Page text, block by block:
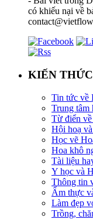
có khiếu nại về
KIẾN THỨC
Tin tức về
Trung tâm
Từ điển
Hội hoạ
Học vẽ
Hoa khô
Tài liệu
Y học và
Thông tin
Ẩm thực
Làm đẹp
Trồng,